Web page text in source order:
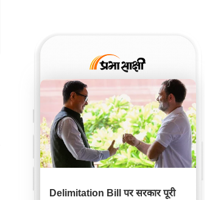
Delimitation Bill पर सरकार पूरी